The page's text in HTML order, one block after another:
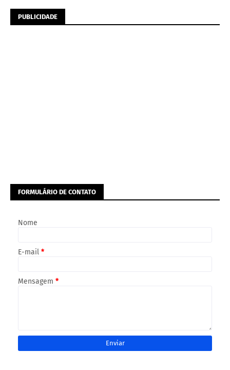
PUBLICIDADE
FORMULÁRIO DE CONTATO
Nome
E-mail *
Mensagem *